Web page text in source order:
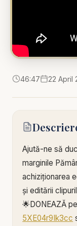
46:47 22 April
Ajută-ne să
marginile
achiziționarea
și editării
🌟DONEAZĂ
5XE04r9Ik3cc